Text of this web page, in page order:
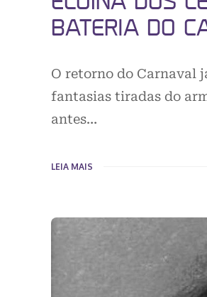
BATERIA DO
O retorno do Carnaval
fantasias tiradas do
antes…
LEIA MAIS